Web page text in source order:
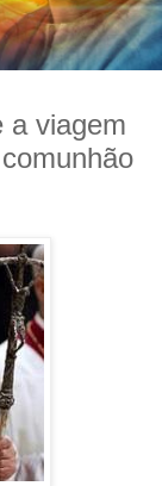
a viagem